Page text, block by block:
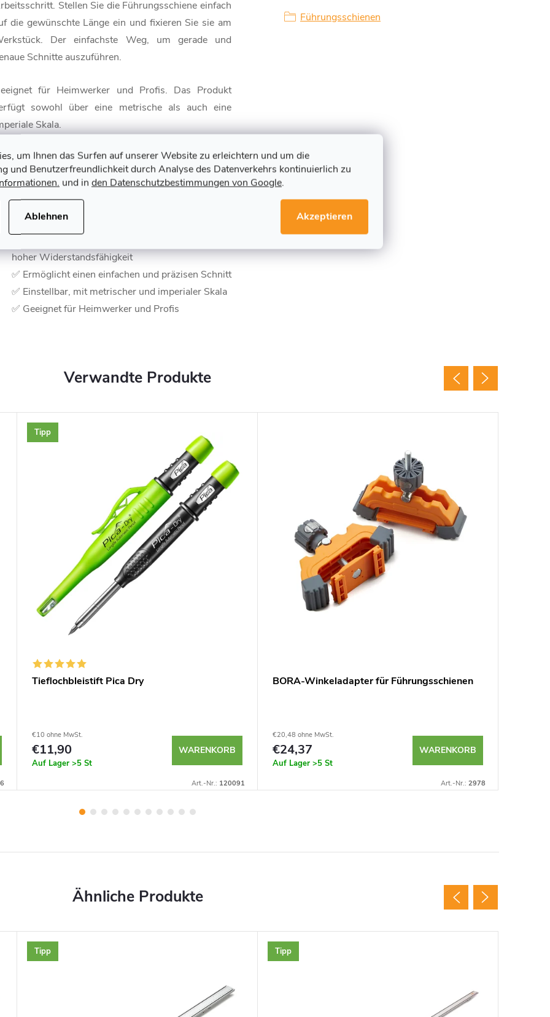
um Ihnen das Surfen auf unserer Website zu erleichtern und um die
und Benutzerfreundlichkeit durch Analyse des Datenverkehrs kontinuierlich zu
und in den Datenschutzbestimmungen von Google.
Ablehnen Akzeptieren
Stellen Sie die Führungsschiene einfach
die gewünschte Länge ein und fixieren Sie sie am
Der einfachste Weg, um gerade und
Schnitte auszuführen.
für Heimwerker und Profis. Das Produkt
sowohl über eine metrische als auch eine
Skala.
wichtigsten Merkmale dieser
✅ Befestigung am Werkstück mittels
verschiebbarer Klemme
hoher Widerstandsfähigkeit
✅ Ermöglicht einen einfachen und präzisen Schnitt
✅ Einstellbar, mit metrischer und imperialer Skala
✅ Geeignet für Heimwerker und Profis
Führungsschienen
Verwandte Produkte
Tipp
Tieflochbleistift Pica Dry
€10 ohne MwSt.
€11,90
Auf Lager >5 St
WARENKORB
Art.-Nr.: 120091
BORA-Winkeladapter für Führungsschienen
€20,48 ohne MwSt.
€24,37
Auf Lager >5 St
WARENKORB
Art.-Nr.: 2978
Tipp Tipp